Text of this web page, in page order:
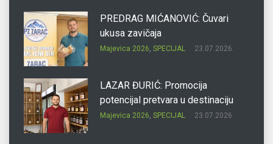
PREDRAG MIĆANOVIĆ: Čuvari
ukusa zavičaja
Majevica 2026, SPECIJAL 23.07.2026.
LAZAR ĐURIĆ: Promocija
potencijal pretvara u destinaciju
Majevica 2026, SPECIJAL 23.07.2026.